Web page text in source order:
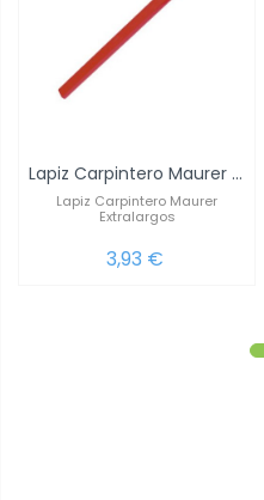
Lapiz Carpintero Maurer Extralargos
Lapiz Carpintero Maurer
Extralargos
3,93 €